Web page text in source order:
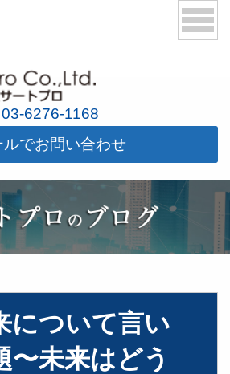
03-6276-1168
ルでお問い合わせ
について言い
〜未来はどう